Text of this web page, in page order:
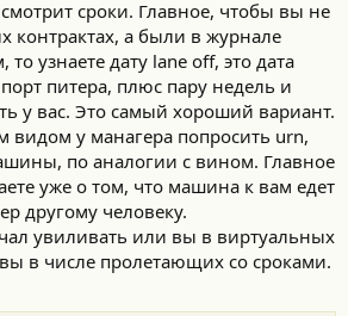
сроки. Главное, чтобы вы не
контрактах, а были в журнале
узнаете дату lane off, это дата
питера, плюс пару недель и
у вас. Это самый хороший вариант.
видом у манагера попросить urn,
по аналогии с вином. Главное
уже о том, что машина к вам едет
другому человеку.
увиливать или вы в виртуальных
вы в числе пролетающих со сроками.